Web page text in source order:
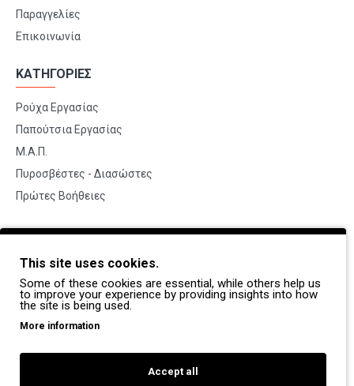
Παραγγελίες
Επικοινωνία
ΚΑΤΗΓΟΡΙΕΣ
Ρούχα Εργασίας
Παπούτσια Εργασίας
Μ.Α.Π.
Πυροσβέστες - Διασώστες
Πρώτες Βοήθειες
BRANDS
Payper
Dike
Coverguard
Portwest
Exena
This site uses cookies.
Some of these cookies are essential, while others help us
to improve your experience by providing insights into how
the site is being used.
More information
Accept all